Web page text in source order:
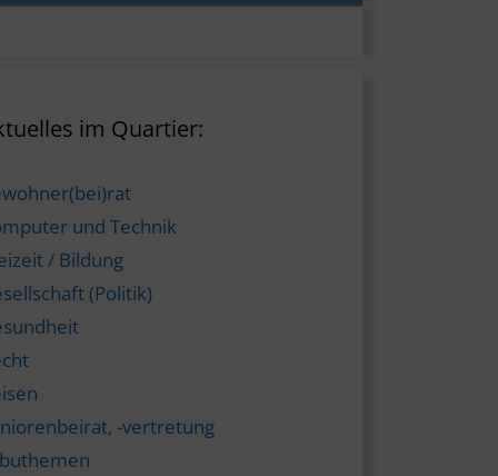
im Quartier:
und Technik
/ Bildung
(Politik)
-vertretung